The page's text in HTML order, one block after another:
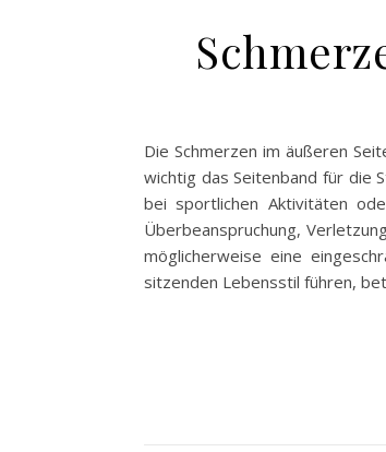
Die Schmerzen im äußeren
wichtig das Seitenband für die
bei sportlichen Aktivitäten
Überbeanspruchung,
möglicherweise eine
sitzenden Lebensstil führen,